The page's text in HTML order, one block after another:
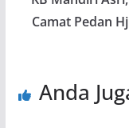
Camat Pedan
Anda